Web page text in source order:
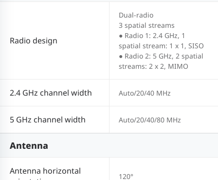
Radio design
Dual-radio
3 spatial streams
● Radio 1: 2.4 GHz, 1
spatial stream: 1 x 1, SISO
● Radio 2: 5 GHz, 2 spatial
streams: 2 x 2, MIMO
2.4 GHz channel width Auto/20/40 MHz
5 GHz channel width Auto/20/40/80 MHz
Antenna
Antenna horizontal
120°